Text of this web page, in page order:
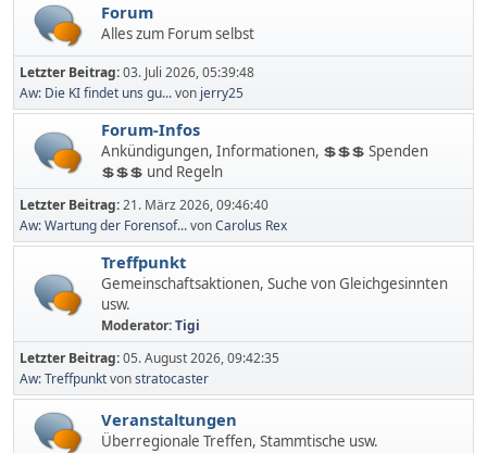
Forum
Alles zum Forum selbst
Letzter Beitrag:03. Juli 2026, 05:39:48
Aw: Die KI findet uns gu...von jerry25
Forum-Infos
Ankündigungen, Informationen, 💲💲💲 Spenden
💲💲💲 und Regeln
Letzter Beitrag:21. März 2026, 09:46:40
Aw: Wartung der Forensof...vonCarolus Rex
Treffpunkt
Gemeinschaftsaktionen, Suche von Gleichgesinnten
usw.
Moderator:Tigi
Letzter Beitrag:05. August 2026, 09:42:35
Aw: Treffpunktvonstratocaster
Veranstaltungen
Überregionale Treffen, Stammtische usw.